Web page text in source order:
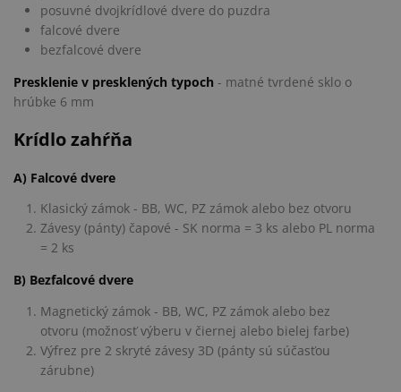
posuvné dvojkrídlové dvere do puzdra
falcové dvere
bezfalcové dvere
Presklenie v presklených typoch - matné tvrdené sklo o
hrúbke 6 mm
Krídlo zahŕňa
A) Falcové dvere
Klasický zámok - BB, WC, PZ zámok alebo bez otvoru
Závesy (pánty) čapové - SK norma = 3 ks alebo PL norma
= 2 ks
B) Bezfalcové dvere
Magnetický zámok - BB, WC, PZ zámok alebo bez
otvoru (možnosť výberu v čiernej alebo bielej farbe)
Výfrez pre 2 skryté závesy 3D (pánty sú súčasťou
zárubne)